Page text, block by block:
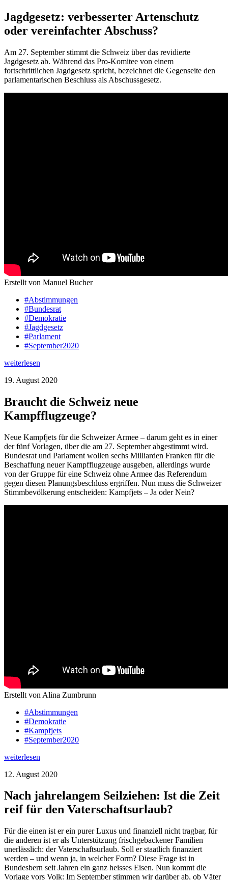
Jagdgesetz: verbesserter Artenschutz
oder vereinfachter Abschuss?
Am 27. September stimmt die Schweiz über das revidierte
Jagdgesetz ab. Während das Pro-Komitee von einem
fortschrittlichen Jagdgesetz spricht, bezeichnet die Gegenseite den
parlamentarischen Beschluss als Abschussgesetz.
Erstellt von Manuel Bucher
#Abstimmungen
#Bundesrat
#Demokratie
#Jagdgesetz
#Parlament
#September2020
weiterlesen
19. August 2020
Braucht die Schweiz neue
Kampfflugzeuge?
Neue Kampfjets für die Schweizer Armee – darum geht es in einer
der fünf Vorlagen, über die am 27. September abgestimmt wird.
Bundesrat und Parlament wollen sechs Milliarden Franken für die
Beschaffung neuer Kampfflugzeuge ausgeben, allerdings wurde
von der Gruppe für eine Schweiz ohne Armee das Referendum
gegen diesen Planungsbeschluss ergriffen. Nun muss die Schweizer
Stimmbevölkerung entscheiden: Kampfjets – Ja oder Nein?
Erstellt von Alina Zumbrunn
#Abstimmungen
#Demokratie
#Kampfjets
#September2020
weiterlesen
12. August 2020
Nach jahrelangem Seilziehen: Ist die Zeit
reif für den Vaterschaftsurlaub?
Für die einen ist er ein purer Luxus und finanziell nicht tragbar, für
die anderen ist er als Unterstützung frischgebackener Familien
unerlässlich: der Vaterschaftsurlaub. Soll er staatlich finanziert
werden – und wenn ja, in welcher Form? Diese Frage ist in
Bundesbern seit Jahren ein ganz heisses Eisen. Nun kommt die
Vorlage vors Volk: Im September stimmen wir darüber ab, ob Väter